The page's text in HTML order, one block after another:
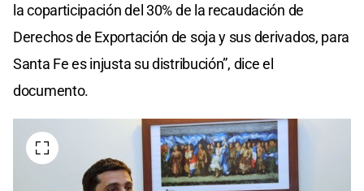
la coparticipación del 30% de la recaudación de
Derechos de Exportación de soja y sus derivados, para
Santa Fe es injusta su distribución”, dice el
documento.